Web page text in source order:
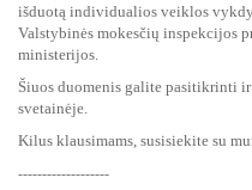
išduotą individualios veiklos
Valstybinės mokesčių inspekcijos
ministerijos.
Šiuos duomenis galite pasitikrinti
svetainėje.
Kilus klausimams, susisiekite su
-------------------